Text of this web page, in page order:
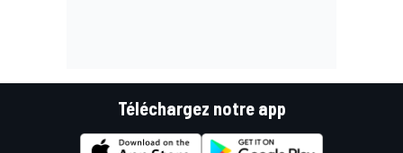
Téléchargez notre app